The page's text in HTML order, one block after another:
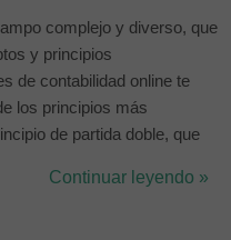
complejo y diverso, que
y principios
de contabilidad online te
los principios más
de partida doble, que
se basa en la idea de que
Continuar leyendo »